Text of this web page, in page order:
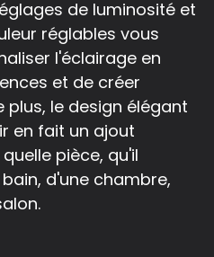
de luminosité et
réglables vous
l'éclairage en
et de créer
plus, le design élégant
en fait un ajout
pièce, qu'il
d'une chambre,